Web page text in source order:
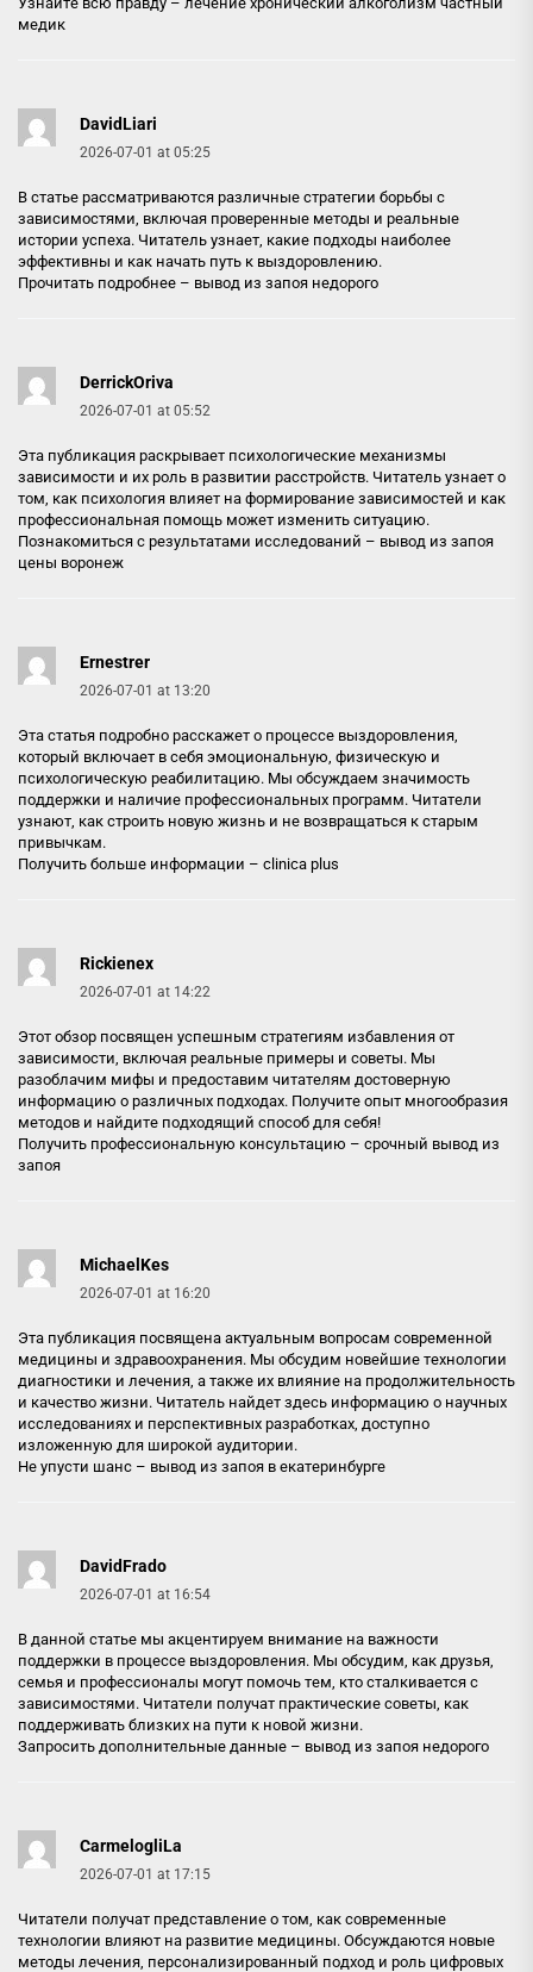
медик
DavidLiari
2026-07-01 at 05:25
В статье рассматриваются различные стратегии борьбы с
зависимостями, включая проверенные методы и реальные
истории успеха. Читатель узнает, какие подходы наиболее
эффективны и как начать путь к выздоровлению.
Прочитать подробнее – вывод из запоя недорого
DerrickOriva
2026-07-01 at 05:52
Эта публикация раскрывает психологические механизмы
зависимости и их роль в развитии расстройств. Читатель узнает о
том, как психология влияет на формирование зависимостей и как
профессиональная помощь может изменить ситуацию.
Познакомиться с результатами исследований – вывод из запоя
цены воронеж
Ernestrer
2026-07-01 at 13:20
Эта статья подробно расскажет о процессе выздоровления,
который включает в себя эмоциональную, физическую и
психологическую реабилитацию. Мы обсуждаем значимость
поддержки и наличие профессиональных программ. Читатели
узнают, как строить новую жизнь и не возвращаться к старым
привычкам.
Получить больше информации – clinica plus
Rickienex
2026-07-01 at 14:22
Этот обзор посвящен успешным стратегиям избавления от
зависимости, включая реальные примеры и советы. Мы
разоблачим мифы и предоставим читателям достоверную
информацию о различных подходах. Получите опыт многообразия
методов и найдите подходящий способ для себя!
Получить профессиональную консультацию – срочный вывод из
запоя
MichaelKes
2026-07-01 at 16:20
Эта публикация посвящена актуальным вопросам современной
медицины и здравоохранения. Мы обсудим новейшие технологии
диагностики и лечения, а также их влияние на продолжительность
и качество жизни. Читатель найдет здесь информацию о научных
исследованиях и перспективных разработках, доступно
изложенную для широкой аудитории.
Не упусти шанс – вывод из запоя в екатеринбурге
DavidFrado
2026-07-01 at 16:54
В данной статье мы акцентируем внимание на важности
поддержки в процессе выздоровления. Мы обсудим, как друзья,
семья и профессионалы могут помочь тем, кто сталкивается с
зависимостями. Читатели получат практические советы, как
поддерживать близких на пути к новой жизни.
Запросить дополнительные данные – вывод из запоя недорого
CarmelogliLa
2026-07-01 at 17:15
Читатели получат представление о том, как современные
технологии влияют на развитие медицины. Обсуждаются новые
методы лечения, персонализированный подход и роль цифровых